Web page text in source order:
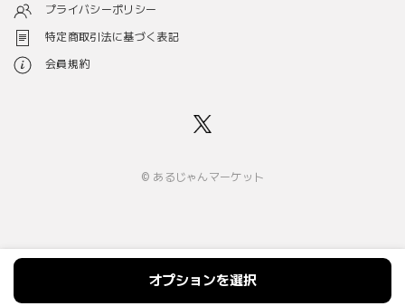
プライバシーポリシー
特定商取引法に基づく表記
会員規約
© あるじゃんマーケット
オプションを選択